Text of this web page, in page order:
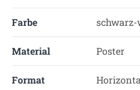
Farbe schwarz-
Material Poster
Format